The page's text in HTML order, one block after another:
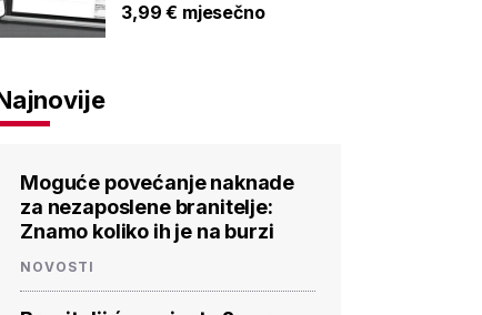
3,99 € mjesečno
Moguće povećanje naknade
za nezaposlene branitelje:
Znamo koliko ih je na burzi
NOVOSTI